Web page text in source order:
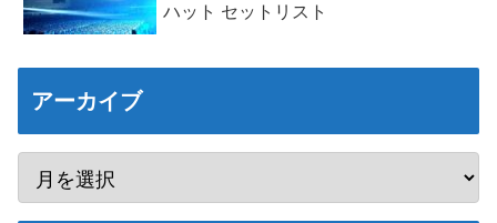
ハット セットリスト
アーカイブ